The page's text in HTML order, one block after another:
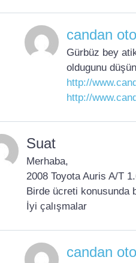
candan
Gürbüz bey
oldugunu
http://
http://
Suat
Merhaba,
2008 Toyota Auris A/T
Birde ücreti konusunda
İyi çalışmalar
candan